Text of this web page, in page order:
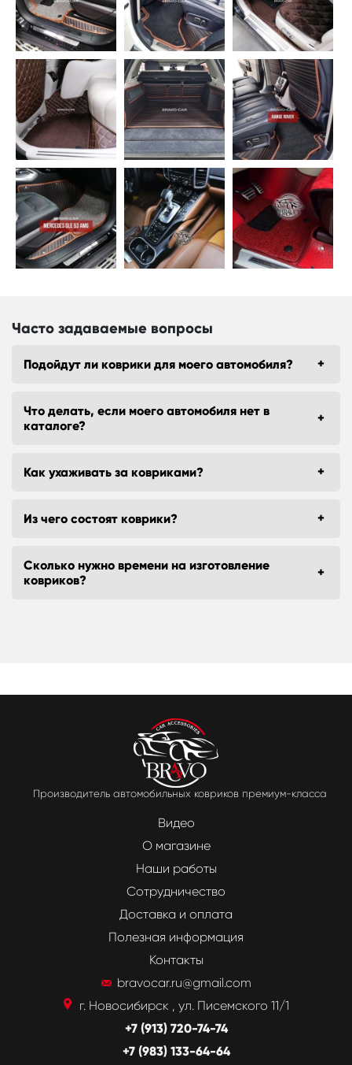
Часто задаваемые вопросы
Подойдут ли коврики для моего автомобиля?
Что делать, если моего автомобиля нет в
каталоге?
Как ухаживать за ковриками?
Из чего состоят коврики?
Сколько нужно времени на изготовление
ковриков?
Производитель автомобильных ковриков премиум-класса
Видео
О магазине
Наши работы
Сотрудничество
Доставка и оплата
Полезная информация
Контакты
bravocar.ru@gmail.com
г. Новосибирск , ул. Писемского 11/1
+7 (913) 720-74-74
+7 (983) 133-64-64